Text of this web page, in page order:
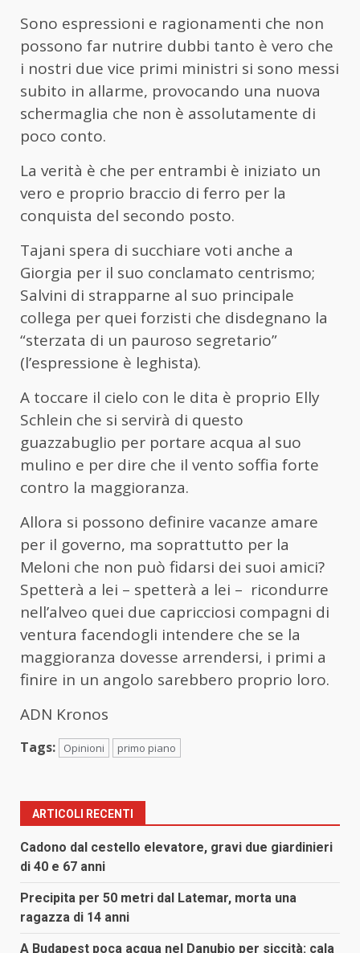
Sono espressioni e ragionamenti che non
possono far nutrire dubbi tanto è vero che
i nostri due vice primi ministri si sono messi
subito in allarme, provocando una nuova
schermaglia che non è assolutamente di
poco conto.
La verità è che per entrambi è iniziato un
vero e proprio braccio di ferro per la
conquista del secondo posto.
Tajani spera di succhiare voti anche a
Giorgia per il suo conclamato centrismo;
Salvini di strapparne al suo principale
collega per quei forzisti che disdegnano la
“sterzata di un pauroso segretario”
(l’espressione è leghista).
A toccare il cielo con le dita è proprio Elly
Schlein che si servirà di questo
guazzabuglio per portare acqua al suo
mulino e per dire che il vento soffia forte
contro la maggioranza.
Allora si possono definire vacanze amare
per il governo, ma soprattutto per la
Meloni che non può fidarsi dei suoi amici?
Spetterà a lei – spetterà a lei – ricondurre
nell’alveo quei due capricciosi compagni di
ventura facendogli intendere che se la
maggioranza dovesse arrendersi, i primi a
finire in un angolo sarebbero proprio loro.
ADN Kronos
Tags: Opinioni primo piano
ARTICOLI RECENTI
Cadono dal cestello elevatore, gravi due giardinieri
di 40 e 67 anni
Precipita per 50 metri dal Latemar, morta una
ragazza di 14 anni
A Budapest poca acqua nel Danubio per siccità: cala